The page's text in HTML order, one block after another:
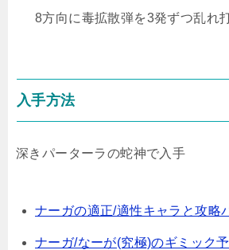
8方向に毒拡散弾を3発ずつ乱れ
入手方法
深きパーターラの蛇神で入手
ナーガの適正/適性キャラと攻略
ナーガ/なーが(究極)のギミック